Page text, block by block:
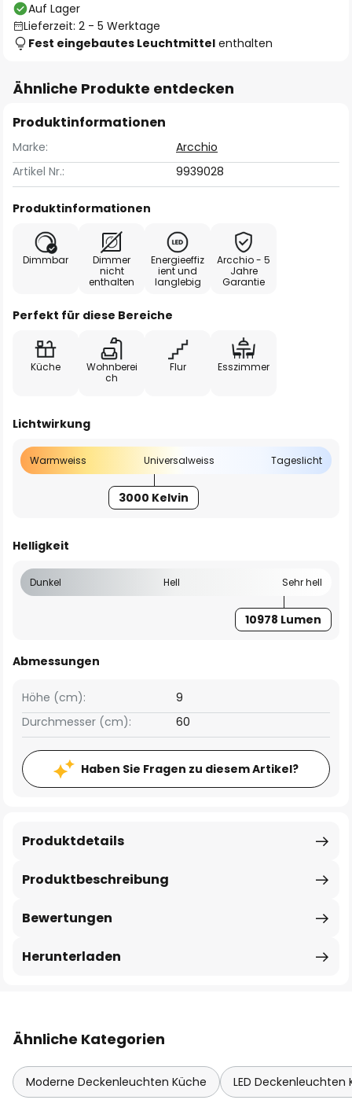
Auf Lager
Lieferzeit: 2 - 5 Werktage
Fest eingebautes Leuchtmittel enthalten
Ähnliche Produkte entdecken
Produktinformationen
Marke:
Arcchio
Artikel Nr.:
9939028
Produktinformationen
Dimmbar
Dimmer
nicht
enthalten
Energieeffiz
ient und
langlebig
Arcchio - 5
Jahre
Garantie
Perfekt für diese Bereiche
Küche
Wohnberei
ch
Flur Esszimmer
Lichtwirkung
Warmweiss Universalweiss Tageslicht
3000 Kelvin
Helligkeit
Dunkel Hell Sehr hell
10978 Lumen
Abmessungen
Höhe (cm):
9
Durchmesser (cm):
60
Haben Sie Fragen zu diesem Artikel?
Produktbeschreibung
Produktdetails
Bewertungen
Herunterladen
Ähnliche Kategorien
Moderne Deckenleuchten Küche LED Deckenleuchten